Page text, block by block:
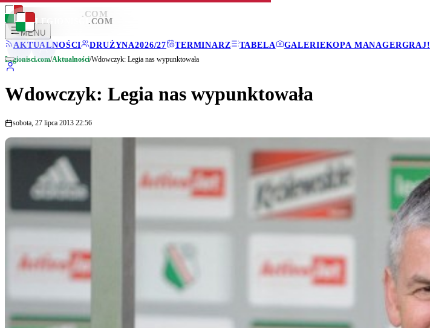
LEGIONISCI .COM
MENU
AKTUALNOŚCI
DRUŻYNA2026/27 TERMINARZ TABELA GALERIEKOPA MANAGERGRAJ!
LEGIONISCI .COM
Legionisci.com/Aktualności/Wdowczyk: Legia nas wypunktowała
Wdowczyk: Legia nas wypunktowała
sobota, 27 lipca 2013 22:56